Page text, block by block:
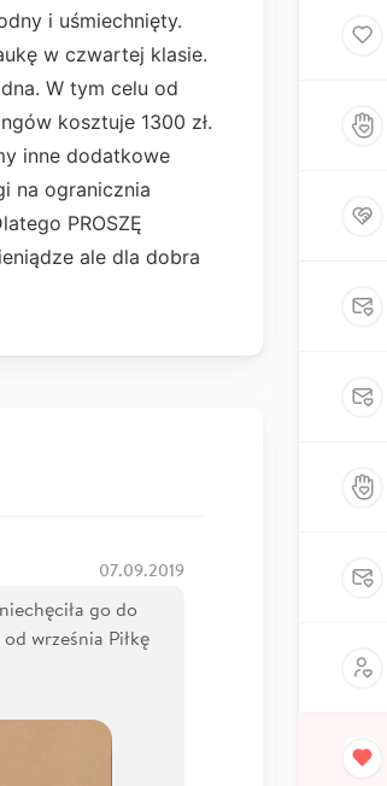
i uśmiechnięty.
w czwartej klasie.
W tym celu od
kosztuje 1300 zł.
inne dodatkowe
na ogranicznia
PROSZĘ
ale dla dobra
07.09.2019
go do
września Piłkę